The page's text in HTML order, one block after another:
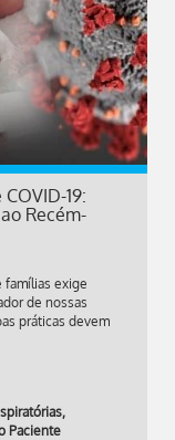
19:
Recém-
famílias exige
de nossas
práticas devem
,
Paciente